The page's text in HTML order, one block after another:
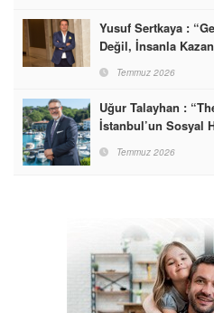
Yusuf Sertkaya :
Değil, İnsanla
Temmuz 2026
Uğur Talayhan :
İstanbul’un Sosyal
Temmuz 2026